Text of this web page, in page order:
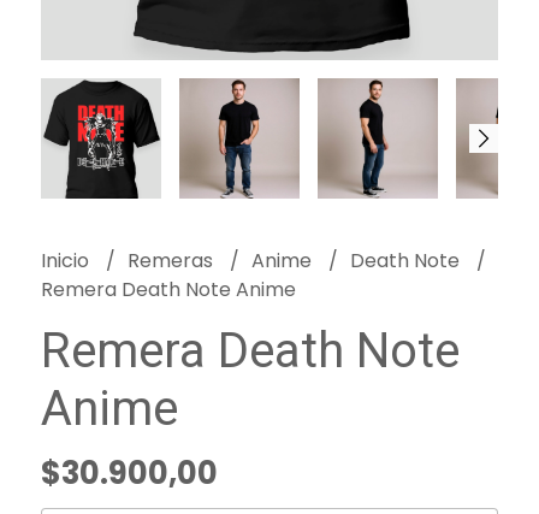
Inicio Remeras Anime
Death Note
Remera Death Note Anime
Remera Death Note
Anime
$30.900,00